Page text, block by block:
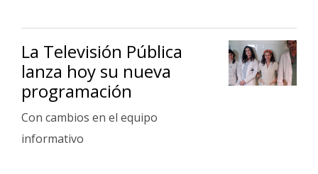
La Televisión Pública
lanza hoy su nueva
programación
Con cambios en el equipo
informativo